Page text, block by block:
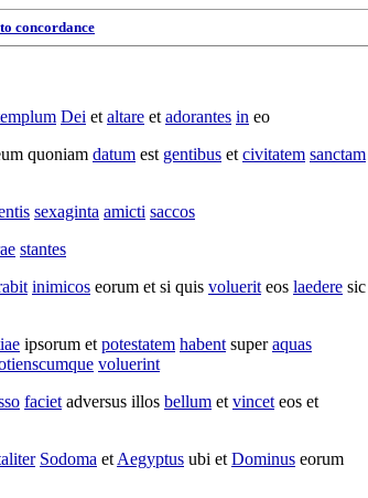
concordance
Dei et altare et adorantes in eo
quoniam datum est gentibus et civitatem sanctam
sexaginta amicti saccos
stantes
inimicos eorum et si quis voluerit eos laedere sic
ipsorum et potestatem habent superaquas
voluerint
faciet adversus illos bellum et vincet eos et
Sodoma et Aegyptus ubi et Dominus eorum